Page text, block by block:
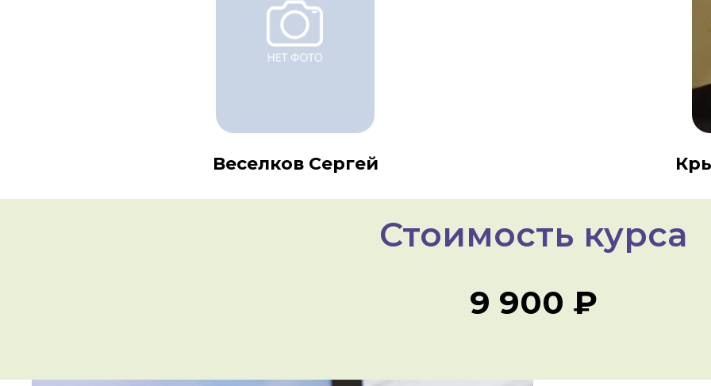
Веселков Сергей
Стоимость курса
9 900 ₽